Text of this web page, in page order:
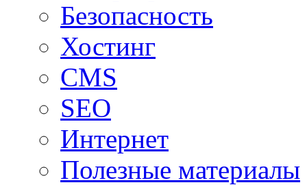
Безопасность
Хостинг
CMS
SEO
Интернет
Полезные материалы